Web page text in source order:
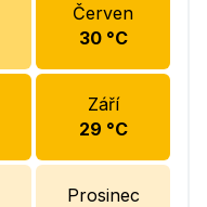
Červen
30°C
Září
29 °C
Prosinec